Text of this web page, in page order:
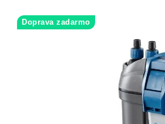
Doprava zadarmo